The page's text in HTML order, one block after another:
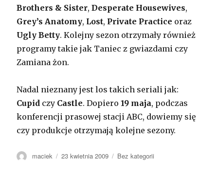
Brothers & Sister,Desperate Housewives,
Grey’s Anatomy, Lost, Private Practice oraz
Ugly Betty. Kolejny sezon otrzymały również
programy takie jak Taniec z gwiazdami czy
Zamiana żon.
Nadal nieznany jest los takich seriali jak:
Cupid czy Castle. Dopiero19 maja, podczas
konferencji prasowej stacji ABC, dowiemy się
czy produkcje otrzymają kolejne sezony.
Autor
maciek Opublikowano
23 kwietnia 2009 Kategorie
Bez kategorii